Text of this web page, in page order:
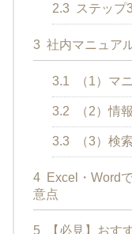
2.3 ステップ
3 社内マニュア
3.1 （1）マ
3.2 （2）情
3.3 （3）検
4 Excel・Word
意点
5
【必見】おす